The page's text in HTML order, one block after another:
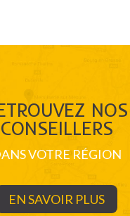
NOS
CONSEILLERS
VOTRE RÉGION
EN SAVOIR PLUS